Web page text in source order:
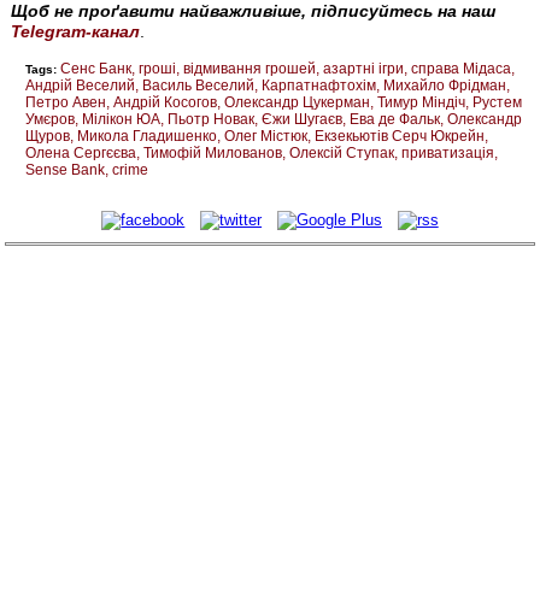
Щоб не проґавити найважливіше, підписуйтесь на наш
Telegram-канал
Tags:Сенс Банк гроші відмивання грошей азартні ігри справа Мідаса
Андрій Веселий
Василь Веселий Карпатнафтохім Михайло Фрідман
Петро Авен Андрій Косогов Олександр Цукерман Тимур Міндіч Рустем
Умєров Мілікон ЮА Пьотр Новак Єжи Шугаєв Ева де Фальк Олександр
Щуров Микола Гладишенко Олег Містюк Екзекьютів Серч Юкрейн
Олена Сергєєва Тимофій Милованов Олексій Ступак приватизація
Sense Bank crime